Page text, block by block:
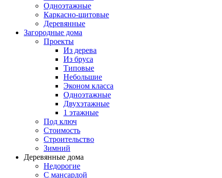
Одноэтажные
Каркасно-щитовые
Деревянные
Загородные дома
Проекты
Из дерева
Из бруса
Типовые
Небольшие
Эконом класса
Одноэтажные
Двухэтажные
1 этажные
Под ключ
Стоимость
Строительство
Зимний
Деревянные дома
Недорогие
С мансардой